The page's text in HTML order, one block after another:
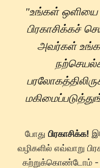
"உங்கள் ஒளியை
பிரகாசிக்கச்
அவர்கள்
போது பிரகாசிக்க!
வழிகளில் எவ்வாறு
கற்றுக்கொண்டோம் -